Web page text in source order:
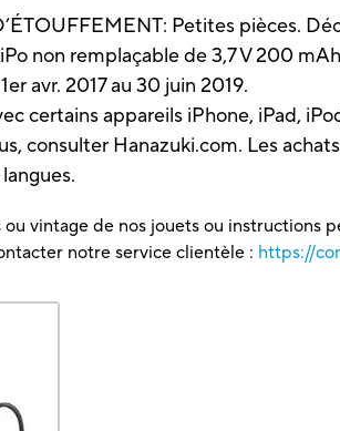
Petites pièces.
non remplaçable de 3,7 V 200
avr. 2017 au 30 juin 2019.
certains appareils iPhone, iPad,
consulter Hanazuki.com. Les
vintage de nos jouets ou instructions
notre service clientèle : https://